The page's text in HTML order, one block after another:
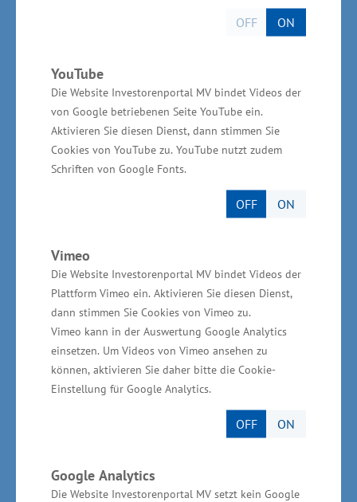
OFF ON
YouTube
Die Website Investorenportal MV bindet Videos der
von Google betriebenen Seite YouTube ein.
Aktivieren Sie diesen Dienst, dann stimmen Sie
Cookies von YouTube zu. YouTube nutzt zudem
Schriften von Google Fonts.
OFF ON
Vimeo
Die Website Investorenportal MV bindet Videos der
Plattform Vimeo ein. Aktivieren Sie diesen Dienst,
dann stimmen Sie Cookies von Vimeo zu.
Vimeo kann in der Auswertung Google Analytics
einsetzen. Um Videos von Vimeo ansehen zu
können, aktivieren Sie daher bitte die Cookie-
Einstellung für Google Analytics.
OFF ON
Google Analytics
Die Website Investorenportal MV setzt kein Google
vorgesehenen Formulars elektronisch sowie
Antragsformulare werden unter
schwerin.dezur Verfügung gestellt.
Dem Antrag ist ein aussagefähiges
Unternehmenskonzept, aus dem insbesondere
eine Darstellung der Marktfähigkeit des
Produktes oder der Dienstleistung hervorgeht,
kann auch durch eine fachliche Stellungnahme
der zuständigen Kammer oder einer geeigneten
Institution erfolgen.
Weitere Informationen zu den Mikrodarlehen
finden Sie auf der Homepage der GSA
www.gsa-schwerin.de
Informationen zum Mikrodarlehen
Das Mikrodarlehen wurde von 2004 bis 2019